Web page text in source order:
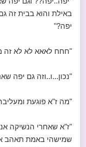
באילת והוא בבית זה
יפה?"
"חחח לאאא לא לא זה
"נכון...ו..וזה גם יפה
"מה ז"א פוגעת
"ז"א שאחרי הנשיקה
שמישהי באמת תאהב